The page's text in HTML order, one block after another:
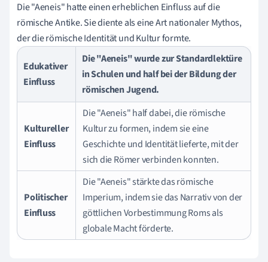
Die "Aeneis" hatte einen erheblichen Einfluss auf die
römische Antike. Sie diente als eine Art nationaler Mythos,
der die römische Identität und Kultur formte.
Edukativer
Einfluss
Die "Aeneis" wurde zur Standardlektüre
in Schulen und half bei der Bildung der
römischen Jugend.
Kultureller
Einfluss
Die "Aeneis" half dabei, die römische
Kultur zu formen, indem sie eine
Geschichte und Identität lieferte, mit der
sich die Römer verbinden konnten.
Politischer
Einfluss
Die "Aeneis" stärkte das römische
Imperium, indem sie das Narrativ von der
göttlichen Vorbestimmung Roms als
globale Macht förderte.